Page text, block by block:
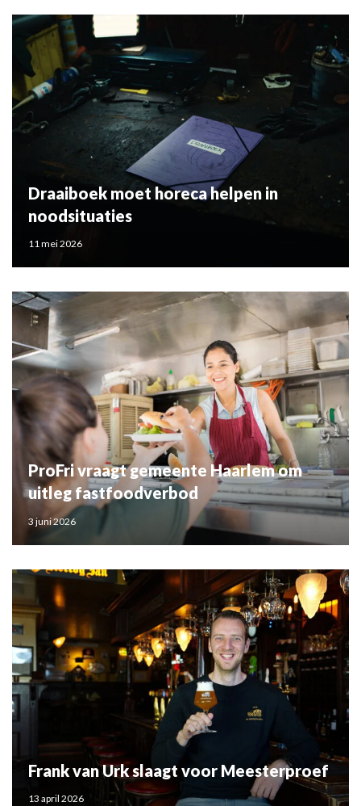
Draaiboek moet horeca helpen in
noodsituaties
11 mei 2026
ProFri vraagt gemeente Haarlem om
uitleg fastfoodverbod
3 juni 2026
Frank van Urk slaagt voor Meesterproef
13 april 2026